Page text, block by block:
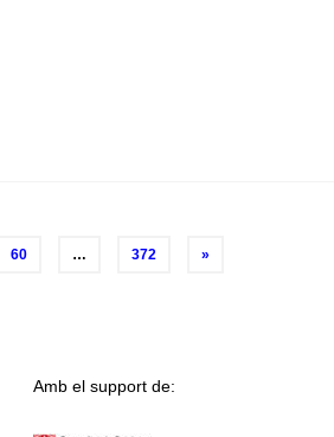
60 … 372 »
Amb el support de: